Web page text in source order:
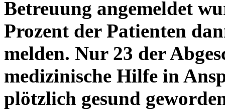
Betreuung angemeldet
Prozent der Patienten
melden. Nur 23 der
medizinische Hilfe in
plötzlich gesund